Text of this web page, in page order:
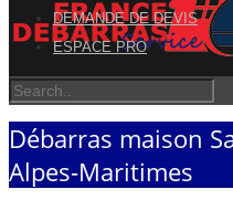
DEMANDE DE DEVIS
ESPACE PRO
Débarras maison
Alpes-Maritimes